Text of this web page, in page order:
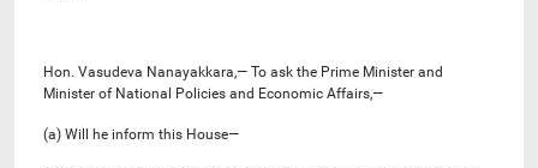
Hon. Vasudeva Nanayakkara,— To ask the Prime Minister and
Minister of National Policies and Economic Affairs,—
(a) Will he inform this House—